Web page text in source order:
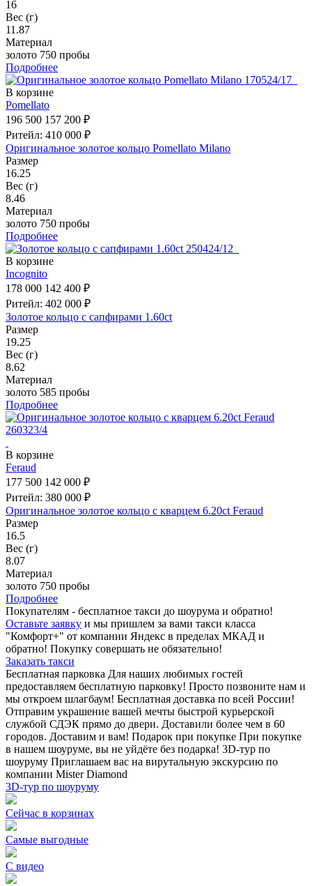
16
Вес (г)
11.87
Материал
золото 750 пробы
Подробнее
В корзине
Pomellato
196 500 157 200 ₽
Ритейл: 410 000 ₽
Оригинальное золотое кольцо Pomellato Milano
Размер
16.25
Вес (г)
8.46
Материал
золото 750 пробы
Подробнее
В корзине
Incognito
178 000 142 400 ₽
Ритейл: 402 000 ₽
Золотое кольцо с сапфирами 1.60ct
Размер
19.25
Вес (г)
8.62
Материал
золото 585 пробы
Подробнее
В корзине
Feraud
177 500 142 000 ₽
Ритейл: 380 000 ₽
Оригинальное золотое кольцо с кварцем 6.20ct Feraud
Размер
16.5
Вес (г)
8.07
Материал
золото 750 пробы
Подробнее
Покупателям - бесплатное такси до шоурума и обратно!
Оставьте заявку и мы пришлем за вами такси класса
"Комфорт+" от компании Яндекс в пределах МКАД и
обратно! Покупку совершать не обязательно!
Заказать такси
Бесплатная парковка Для наших любимых гостей
предоставляем бесплатную парковку! Просто позвоните нам и
мы откроем шлагбаум! Бесплатная доставка по всей России!
Отправим украшение вашей мечты быстрой курьерской
службой СДЭК прямо до двери. Доставили более чем в 60
городов. Доставим и вам! Подарок при покупке При покупке
в нашем шоуруме, вы не уйдёте без подарка! 3D-тур по
шоуруму Приглашаем вас на вирутальную экскурсию по
компании Mister Diamond
3D-тур по шоуруму
Сейчас в корзинах
Самые выгодные
С видео